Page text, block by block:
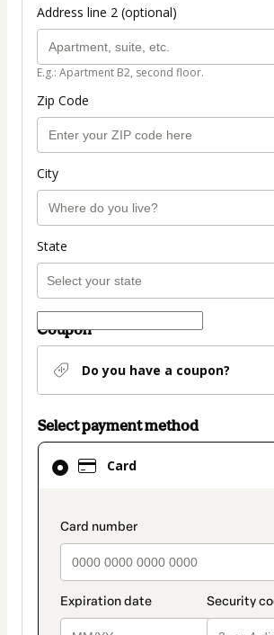
Address line 2 (optional)
E.g.: Apartment B2, second floor.
Zip Code
City
State
Coupon
Do you have a coupon?
Select payment method
Card
Card
selected
method